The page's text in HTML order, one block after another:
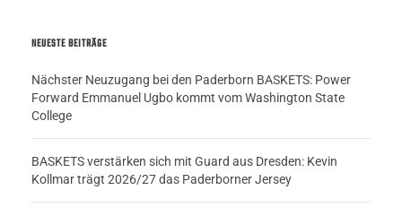
NEUESTE BEITRÄGE
Nächster Neuzugang bei den Paderborn BASKETS: Power
Forward Emmanuel Ugbo kommt vom Washington State
College
BASKETS verstärken sich mit Guard aus Dresden: Kevin
Kollmar trägt 2026/27 das Paderborner Jersey